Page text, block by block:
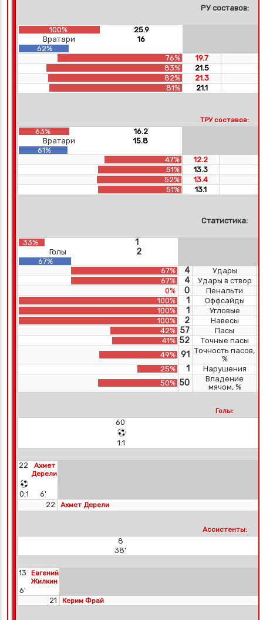
РУ составов:
100%
25.9
Вратари
16
62%
76%
19.7
83%
21.5
82%
21.3
81%
21.1
ТРУ составов:
63%
16.2
Вратари
15.8
61%
47%
12.2
51%
13.3
52%
13.4
51%
13.1
Статистика:
33% 1
Голы 2
67%
67%
4 Удары
67% 4 Удары в створ
0% 0 Пенальти
100% 1 Оффсайды
100% 1 Угловые
100% 2 Навесы
42% 57 Пасы
41% 52 Точные пасы
49% 91
Точность пасов,
%
25% 1 Нарушения
50% 50
Владение
мячом, %
Голы:
60
1:1
22
Ахмет
Дерели
0:1
6'
22
Ахмет Дерели
Ассистенты:
8
38'
13
Евгений
Жилкин
6'
21
Керим Фрай